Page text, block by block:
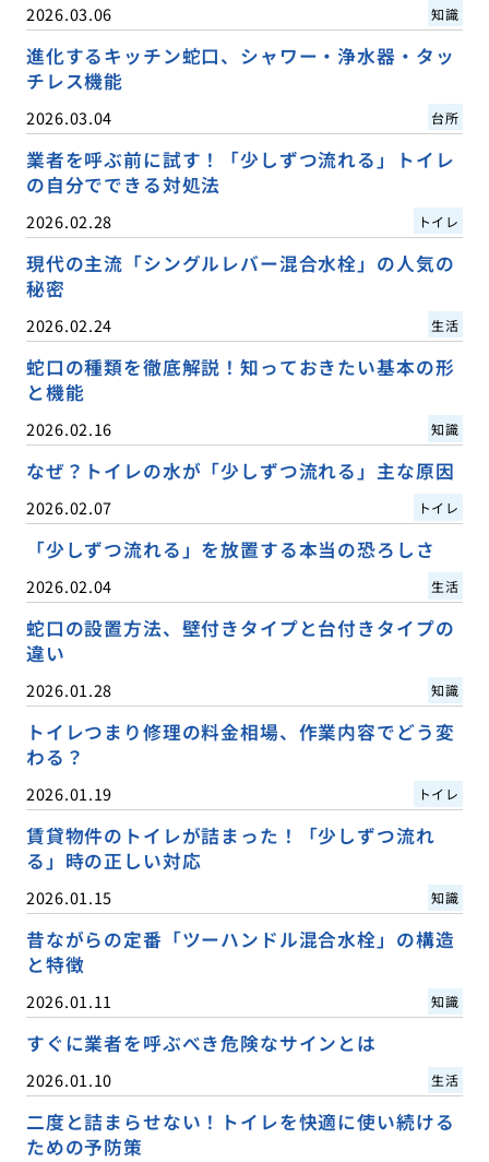
2026.03.06 知識
進化するキッチン蛇口、シャワー・浄水器・タッ
チレス機能
2026.03.04 台所
業者を呼ぶ前に試す！「少しずつ流れる」トイレ
の自分でできる対処法
2026.02.28 トイレ
現代の主流「シングルレバー混合水栓」の人気の
秘密
2026.02.24 生活
蛇口の種類を徹底解説！知っておきたい基本の形
と機能
2026.02.16 知識
なぜ？トイレの水が「少しずつ流れる」主な原因
2026.02.07 トイレ
「少しずつ流れる」を放置する本当の恐ろしさ
2026.02.04 生活
蛇口の設置方法、壁付きタイプと台付きタイプの
違い
2026.01.28 知識
トイレつまり修理の料金相場、作業内容でどう変
わる？
2026.01.19 トイレ
賃貸物件のトイレが詰まった！「少しずつ流れ
る」時の正しい対応
2026.01.15 知識
昔ながらの定番「ツーハンドル混合水栓」の構造
と特徴
2026.01.11 知識
すぐに業者を呼ぶべき危険なサインとは
2026.01.10 生活
二度と詰まらせない！トイレを快適に使い続ける
ための予防策